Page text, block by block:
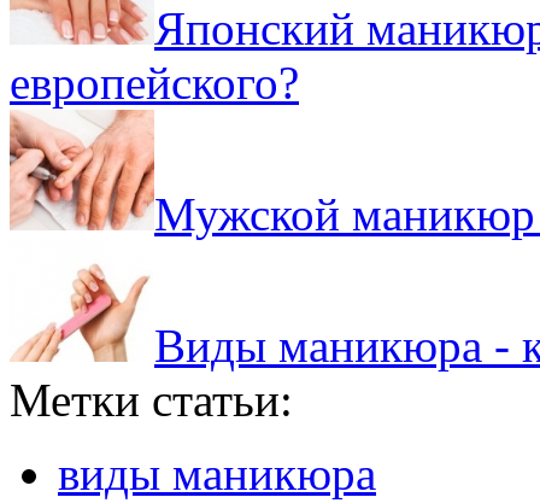
Японский
европейского?
Мужской
Виды маникюра -
Метки статьи:
виды маникюра